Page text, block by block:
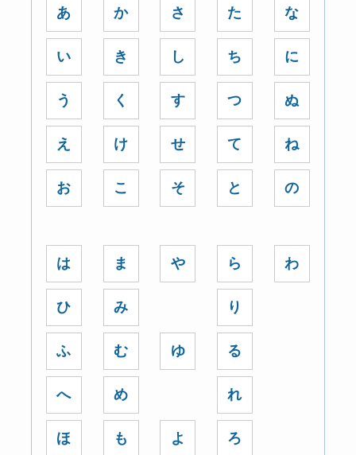
あ
い
う
え
お
か
き
く
け
こ
さ
し
す
せ
そ
た
ち
つ
て
と
な
に
ぬ
ね
の
は
ひ
ふ
へ
ほ
ま
み
む
め
も
や
ゆ
よ
ら
り
る
れ
ろ
わ